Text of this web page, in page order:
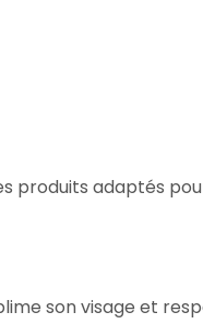
produits adaptés
son visage et